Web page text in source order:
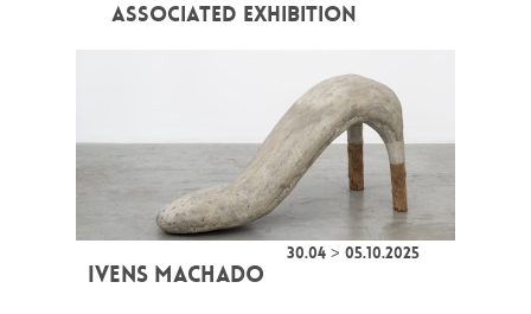
ASSOCIATED EXHIBITION
30.04 > 05.10.2025
IVENS MACHADO